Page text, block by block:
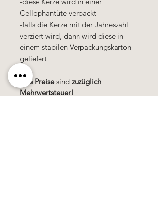
Cellophantüte verpackt
-falls die Kerze mit der Jahreszahl
verziert wird, dann wird diese in
einem stabilen Verpackungskarton
geliefert
Alle Preisesind zuzüglich
Mehrwertsteuer!